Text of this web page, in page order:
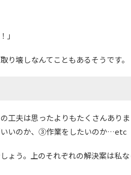
」
り壊しなんてこともあるそうです。
工夫は思ったよりもたくさんあり
いのか、③作業をしたいのか…etc
ょう。上のそれぞれの解決案は私